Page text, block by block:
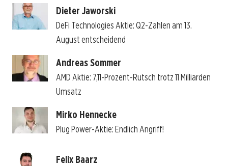
Dieter Jaworski
DeFi Technologies Aktie: Q2-Zahlen am 13.
August entscheidend
Andreas Sommer
AMD Aktie: 7,11-Prozent-Rutsch trotz 11 Milliarden
Umsatz
Mirko Hennecke
Plug Power-Aktie: Endlich Angriff!
Felix Baarz